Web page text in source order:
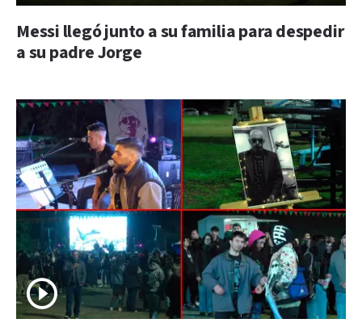
Messi llegó junto a su familia para despedir
a su padre Jorge